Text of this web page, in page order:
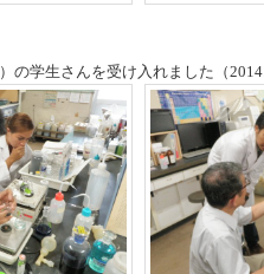
の学生さんを受け入れました（